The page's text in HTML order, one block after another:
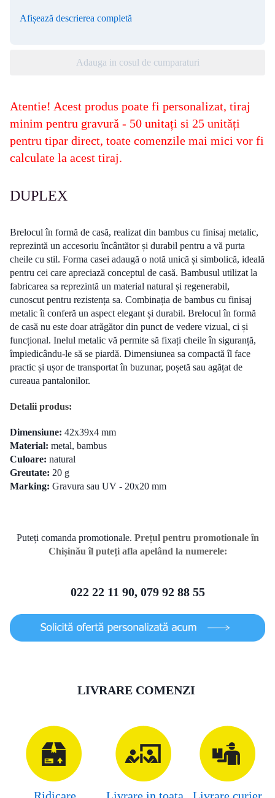
Afișează descrierea completă
Adauga in cosul de cumparaturi
Atentie! Acest produs poate fi personalizat, tiraj
minim pentru gravură - 50 unitați si 25 unități
pentru tipar direct, toate comenzile mai mici vor fi
calculate la acest tiraj.
DUPLEX
Brelocul în formă de casă, realizat din bambus cu finisaj metalic,
reprezintă un accesoriu încântător și durabil pentru a vă purta
cheile cu stil. Forma casei adaugă o notă unică și simbolică, ideală
pentru cei care apreciază conceptul de casă. Bambusul utilizat la
fabricarea sa reprezintă un material natural și regenerabil,
cunoscut pentru rezistența sa. Combinația de bambus cu finisaj
metalic îi conferă un aspect elegant și durabil. Brelocul în formă
de casă nu este doar atrăgător din punct de vedere vizual, ci și
funcțional. Inelul metalic vă permite să fixați cheile în siguranță,
împiedicându-le să se piardă. Dimensiunea sa compactă îl face
practic și ușor de transportat în buzunar, poșetă sau agățat de
cureaua pantalonilor.
Detalii produs:
Dimensiune: 42x39x4 mm
Material: metal, bambus
Culoare: natural
Greutate: 20 g
Marking: Gravura sau UV - 20x20 mm
Puteți comanda promotionale. Prețul pentru promotionale în
Chișinău îl puteți afla apelând la numerele:
022 22 11 90, 079 92 88 55
LIVRARE COMENZI